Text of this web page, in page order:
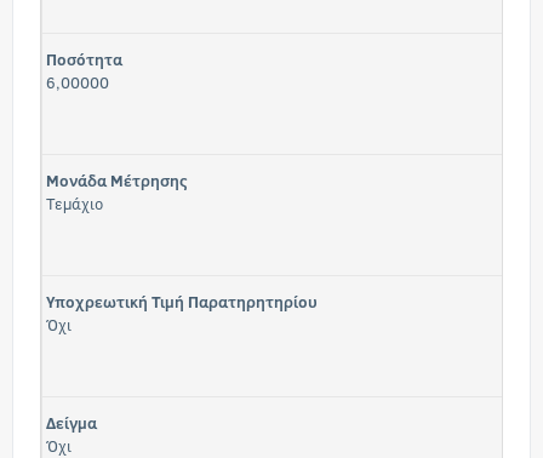
Ποσότητα
6,00000
Μονάδα Μέτρησης
Τεμάχιο
Υποχρεωτική Τιμή Παρατηρητηρίου
Όχι
Δείγμα
Όχι